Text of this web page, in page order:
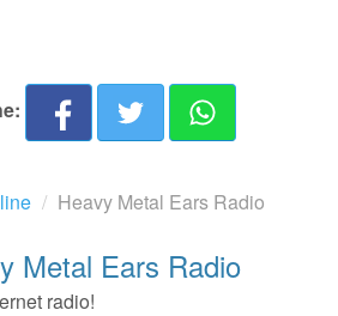
Heavy Metal Ears Radio
Metal Ears Radio
radio!